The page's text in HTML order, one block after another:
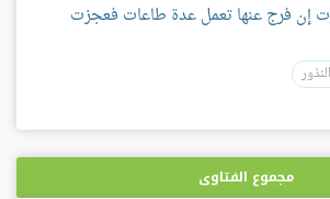
إن فرج عنها تعمل عدة طاعات فعجزت
مجموع الفتاوى